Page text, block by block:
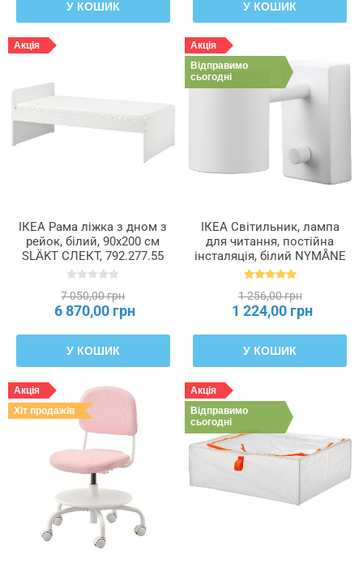
У КОШИК У КОШИК
Акція
ІКЕА Рама ліжка з дном з
рейок, білий, 90x200 см
SLÄKT СЛЕКТ, 792.277.55
7 050,00 грн
6 870,00 грн
У КОШИК
Акція
Відправимо
сьогодні
ІКЕА Світильник, лампа
для читання, постійна
інсталяція, білий NYMÅNE
НІМОНЕ, 903.569.63
1 256,00 грн
1 224,00 грн
У КОШИК
Акція
Хіт продажів
Акція
Відправимо
сьогодні